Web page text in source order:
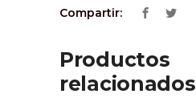
Compartir:
Productos
relacionados